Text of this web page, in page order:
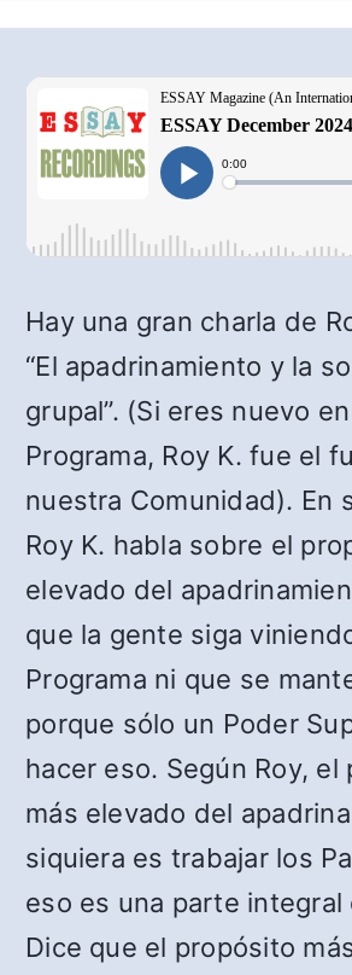
Hay una gran charla de
“El apadrinamiento y la
grupal”. (Si eres nuevo
Programa, Roy K. fue el
nuestra Comunidad). En
Roy K. habla sobre el
elevado del
que la gente siga
Programa ni que se
porque sólo un Poder
hacer eso. Según Roy, el
más elevado del
siquiera es trabajar los
eso es una parte integral
Dice que el propósito